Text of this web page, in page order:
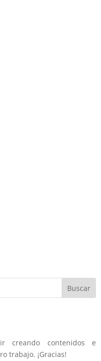
creando contenidos e
trabajo. ¡Gracias!